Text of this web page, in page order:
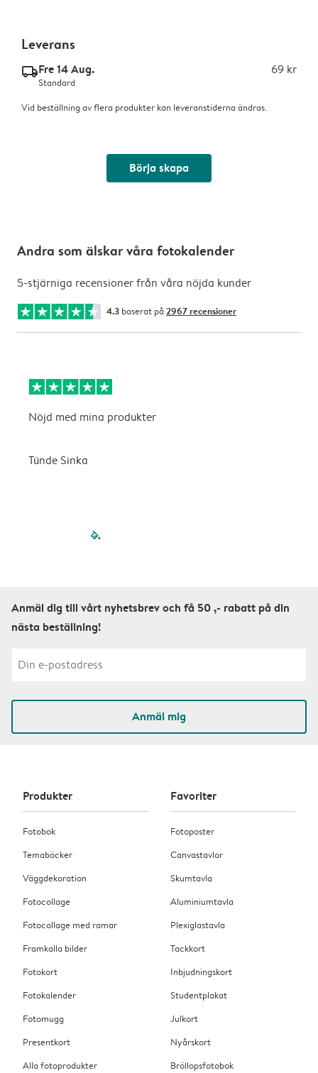
Leverans
delivery_standard_v2Fre 14 Aug. 69 kr
Standard
Vid beställning av flera produkter kan leveranstiderna ändras.
Börja skapa
Andra som älskar våra fotokalender
5-stjärniga recensioner från våra nöjda kunder
4.3 baserat på 2967 recensioner
Nöjd med mina produkter
Tünde Sinka
filled-pagination
Anmäl dig till vårt nyhetsbrev och få 50 ,- rabatt på din
nästa beställning!
Anmäl mig
Produkter
Fotobok
Temaböcker
Väggdekoration
Fotocollage
Fotocollage med ramar
Framkalla bilder
Fotokort
Fotokalender
Fotomugg
Presentkort
Alla fotoprodukter
Favoriter
Fotoposter
Canvastavlor
Skumtavla
Aluminiumtavla
Plexiglastavla
Tackkort
Inbjudningskort
Studentplakat
Julkort
Nyårskort
Bröllopsfotobok